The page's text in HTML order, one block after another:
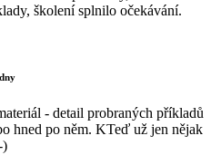
školení splnilo očekávání.
- detail probraných příkladů
hned po něm. KTeď už jen nějak
)